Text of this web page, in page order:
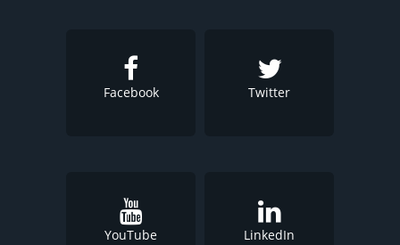
Facebook Twitter
YouTube LinkedIn